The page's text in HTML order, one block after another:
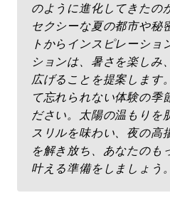
のように進化してきたの
セクシーな夏の都市や秘
トからインスピレーショ
ションは、暑さを楽しみ
広げることを提案します
て忘れられない体験の季
ださい。太陽の温もりを
スリルを味わい、夜の高
を解き放ち、あなたのも
叶える準備をしましょう。